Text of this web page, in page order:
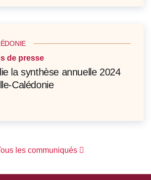
de presse
la synthèse annuelle 2024
Calédonie
les communiqués